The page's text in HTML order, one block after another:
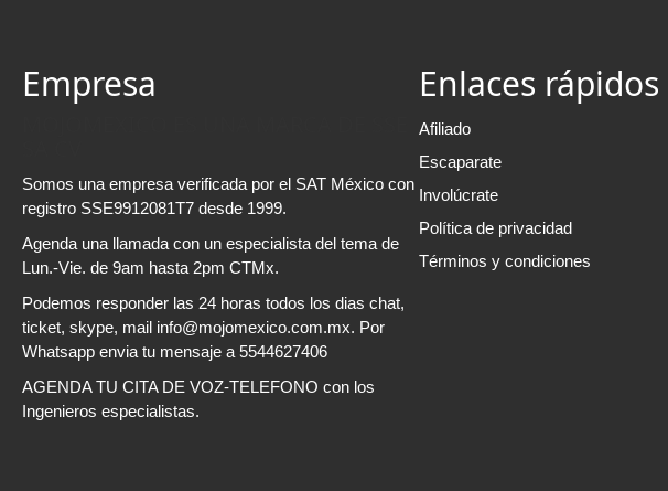
Empresa
Somos una empresa verificada por el SAT México con
registro SSE9912081T7 desde 1999.
Agenda una llamada con un especialista del tema de
Lun.-Vie. de 9am hasta 2pm CTMx.
Podemos responder las 24 horas todos los dias chat,
ticket, skype, mail info@mojomexico.com.mx. Por
Whatsapp envia tu mensaje a 5544627406
AGENDA TU CITA DE VOZ-TELEFONO con los
Ingenieros especialistas.
Enlaces rápidos
Afiliado
Escaparate
Involúcrate
Política de privacidad
Términos y condiciones